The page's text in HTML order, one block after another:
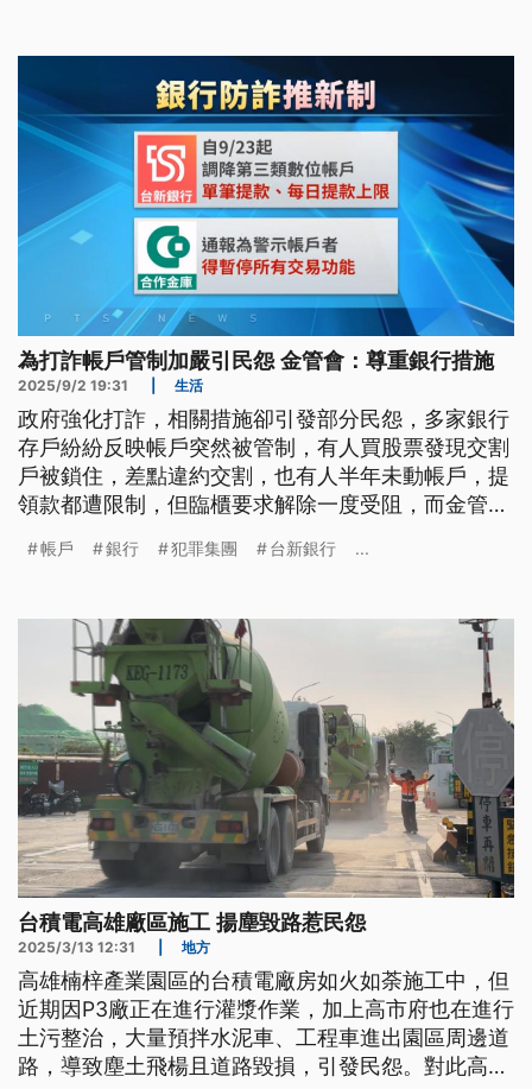
為打詐帳戶管制加嚴引民怨 金管會：尊重銀行措施
2025/9/2 19:31 生活
政府強化打詐，相關措施卻引發部分民怨，多家銀行
存戶紛紛反映帳戶突然被管制，有人買股票發現交割
戶被鎖住，差點違約交割，也有人半年未動帳戶，提
領款都遭限制，但臨櫃要求解除一度受阻，而金管會
銀行措施，畢竟國內詐騙氾濫，現在又有新招，警方
此詐得數百萬。
帳戶 銀行 犯罪集團 台新銀行 ...
台積電高雄廠區施工 揚塵毀路惹民怨
2025/3/13 12:31 地方
高雄楠梓產業園區的台積電廠房如火如荼施工中，但
近期因P3廠正在進行灌漿作業，加上高市府也在進行
土污整治，大量預拌水泥車、工程車進出園區周邊道
路，導致塵土飛楊且道路毀損，引發民怨。對此高市